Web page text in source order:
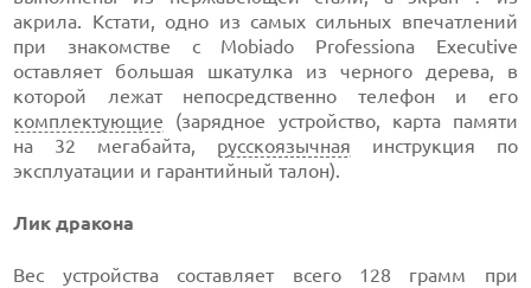
акрила. Кстати, одно из самых сильных впечатлений
при знакомстве с Mobiado Professiona Executive
оставляет большая шкатулка из черного дерева, в
которой лежат непосредственно телефон и его
комплектующие (зарядное устройство, карта памяти
на 32 мегабайта,
русскоязычная инструкция по
эксплуатации и гарантийный талон).
Лик дракона
Вес устройства составляет всего 128 грамм при